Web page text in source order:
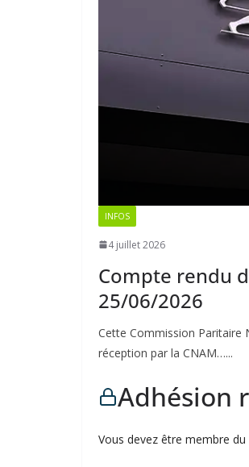
INFOS
4 juillet 2026
Compte rendu
25/06/2026
Cette Commission Paritaire
réception par la CNAM…...
Adhésion
Vous devez être membre